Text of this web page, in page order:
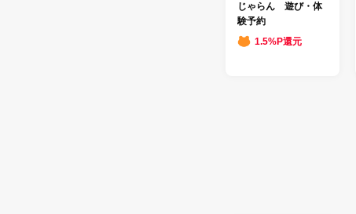
じゃらん 遊び・体
験予約
1.5%P還元